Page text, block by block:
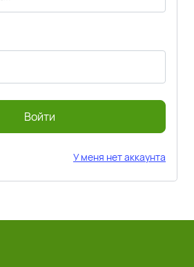
Войти
У меня нет аккаунта